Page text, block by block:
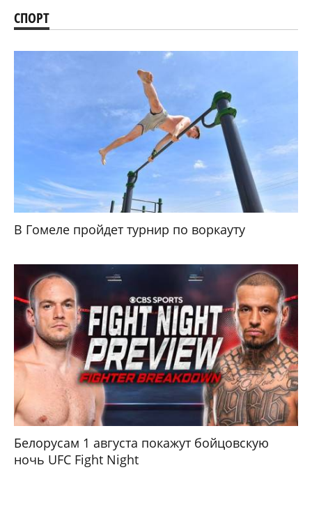
СПОРТ
В Гомеле пройдет турнир по воркауту
Белорусам 1 августа покажут бойцовскую
ночь UFC Fight Night